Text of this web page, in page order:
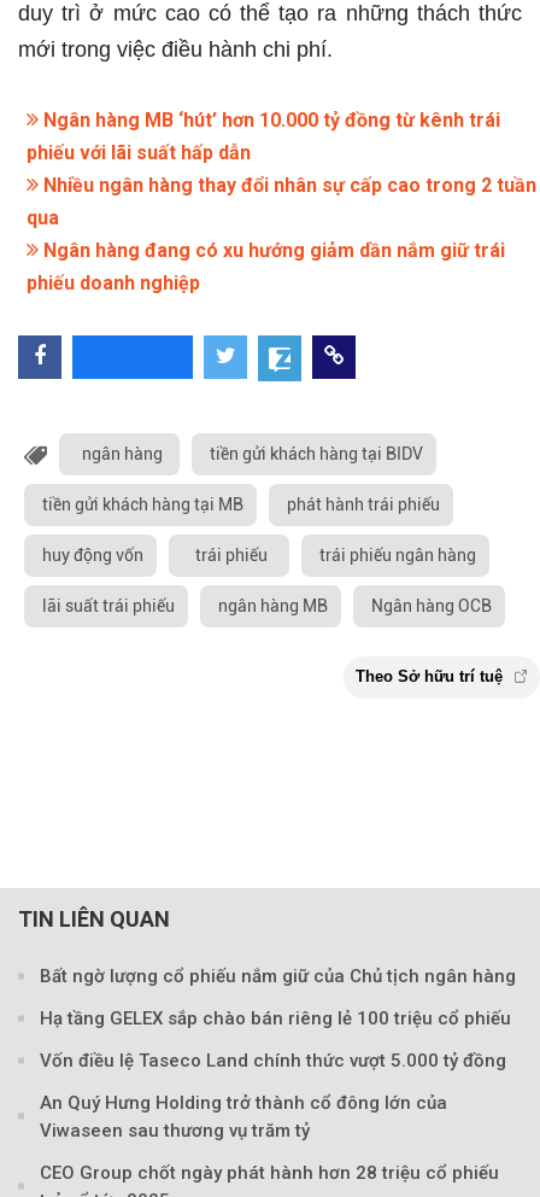
duy trì ở mức cao có thể tạo ra những thách thức
mới trong việc điều hành chi phí.
Ngân hàng MB ‘hút’ hơn 10.000 tỷ đồng từ kênh trái
phiếu với lãi suất hấp dẫn
Nhiều ngân hàng thay đổi nhân sự cấp cao trong 2 tuần
qua
Ngân hàng đang có xu hướng giảm dần nắm giữ trái
phiếu doanh nghiệp
ngân hàng tiền gửi khách hàng tại BIDV
tiền gửi khách hàng tại MB phát hành trái phiếu
huy động vốn trái phiếu trái phiếu ngân hàng
lãi suất trái phiếu ngân hàng MB Ngân hàng OCB
TIN LIÊN QUAN
Bất ngờ lượng cổ phiếu nắm giữ của Chủ tịch ngân hàng
Hạ tầng GELEX sắp chào bán riêng lẻ 100 triệu cổ phiếu
Vốn điều lệ Taseco Land chính thức vượt 5.000 tỷ đồng
An Quý Hưng Holding trở thành cổ đông lớn của
Viwaseen sau thương vụ trăm tỷ
CEO Group chốt ngày phát hành hơn 28 triệu cổ phiếu